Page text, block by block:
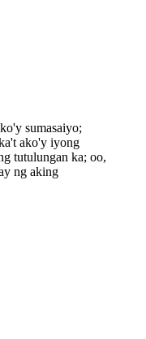
sumasaiyo;
ako'y iyong
tutulungan ka; oo,
ng aking